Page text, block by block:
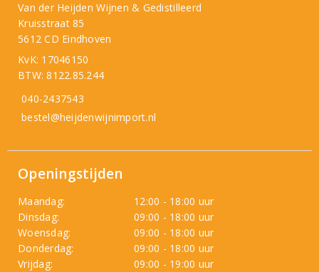
Van der Heijden Wijnen & Gedistilleerd
Kruisstraat 85
5612 CD Eindhoven
KvK: 17046150
BTW: 8122.85.244
040-2437543
bestel@heijdenwijnimport.nl
Openingstijden
Maandag:
12:00 - 18:00 uur
Dinsdag:
09:00 - 18:00 uur
Woensdag:
09:00 - 18:00 uur
Donderdag:
09:00 - 18:00 uur
Vrijdag:
09:00 - 19:00 uur